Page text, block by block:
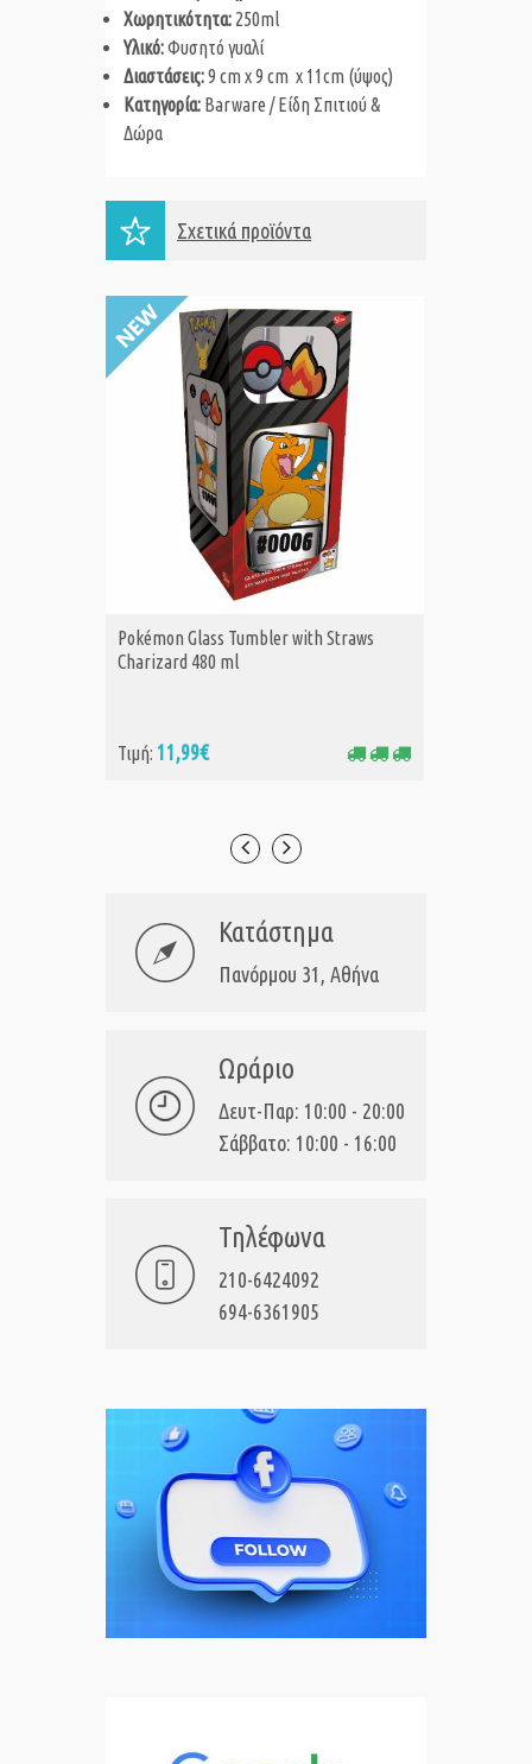
Χωρητικότητα: 250ml
Υλικό:Φυσητό γυαλί
Διαστάσεις:9 cm x 9 cm x 11cm (ύψος)
Κατηγορία: Barware / Είδη Σπιτιού &
Δώρα
Σχετικά προϊόντα
ΑΓΟΡΑ
Pokémon Glass Tumbler with Straws
Charizard 480 ml
Τιμή: 11,99€
Κατάστημα
Πανόρμου 31, Αθήνα
Ωράριο
Δευτ-Παρ: 10:00 - 20:00
Σάββατο: 10:00 - 16:00
Τηλέφωνα
210-6424092
694-6361905